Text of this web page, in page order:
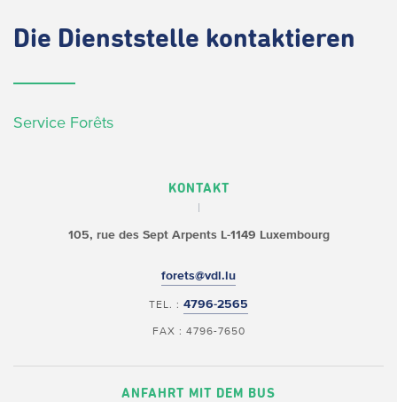
Die Dienststelle kontaktieren
Service Forêts
KONTAKT
105, rue des Sept ArpentsL-1149 Luxembourg
forets@vdl.lu
TEL. : 4796-2565
FAX : 4796-7650
ANFAHRT MIT DEM BUS